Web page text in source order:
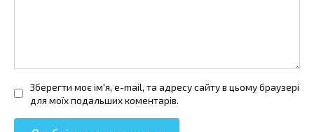
Зберегти моє ім'я, e-mail, та адресу сайту в цьому браузері
для моїх подальших коментарів.